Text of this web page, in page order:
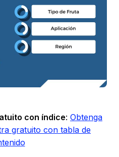
con índice: Obtenga
gratuito con tabla de